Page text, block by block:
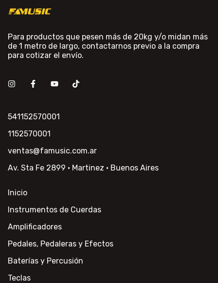
Para productos que pesen más de 20kg y/o midan más
de 1 metro de largo, contactarnos previo a la compra
para cotizar el envío.
541152570001
1152570001
ventas@famusic.com.ar
Av. Sta Fe 2899 · Martinez · Buenos Aires
Inicio
Instrumentos de Cuerdas
Amplificadores
Pedales, Pedaleras y Efectos
Baterías y Percusión
Teclas